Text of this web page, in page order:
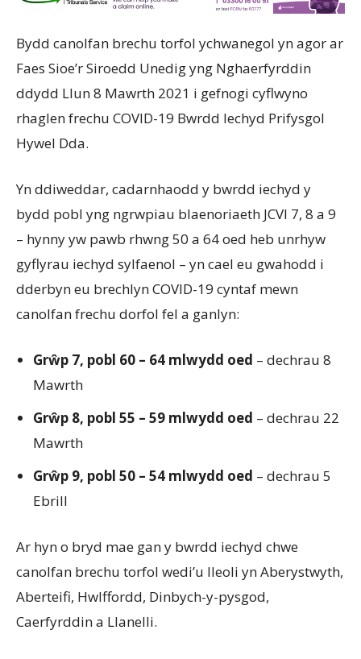
Bydd canolfan brechu torfol ychwanegol yn agor ar
Faes Sioe’r Siroedd Unedig yng Nghaerfyrddin
ddydd Llun 8 Mawrth 2021 i gefnogi cyflwyno
rhaglen frechu COVID-19 Bwrdd Iechyd Prifysgol
Hywel Dda.
Yn ddiweddar, cadarnhaodd y bwrdd iechyd y
bydd pobl yng ngrwpiau blaenoriaeth JCVI 7, 8 a 9
– hynny yw pawb rhwng 50 a 64 oed heb unrhyw
gyflyrau iechyd sylfaenol – yn cael eu gwahodd i
dderbyn eu brechlyn COVID-19 cyntaf mewn
canolfan frechu dorfol fel a ganlyn:
Grŵp 7, pobl 60 – 64 mlwydd oed – dechrau 8
Mawrth
Grŵp 8, pobl 55 – 59 mlwydd oed – dechrau 22
Mawrth
Grŵp 9, pobl 50 – 54 mlwydd oed – dechrau 5
Ebrill
Ar hyn o bryd mae gan y bwrdd iechyd chwe
canolfan brechu torfol wedi’u lleoli yn Aberystwyth,
Aberteifi, Hwlffordd, Dinbych-y-pysgod,
Caerfyrddin a Llanelli.